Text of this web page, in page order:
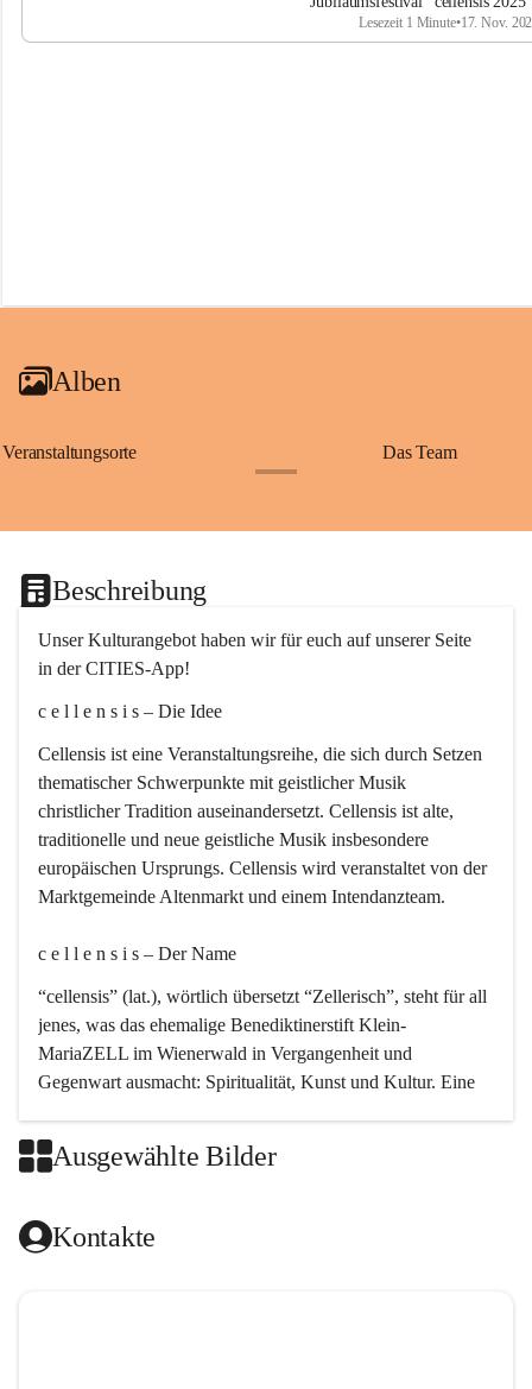
l
Lesezeit 1 Minute•17. Nov.
Alben
Veranstaltungsorte Das Team
Beschreibung
Unser Kulturangebot haben wir für euch auf unserer Seite
in der CITIES-App!
c e l l e n s i s – Die Idee
Cellensis ist eine Veranstaltungsreihe, die sich durch Setzen
thematischer Schwerpunkte mit geistlicher Musik
christlicher Tradition auseinandersetzt. Cellensis ist alte,
traditionelle und neue geistliche Musik insbesondere
europäischen Ursprungs. Cellensis wird veranstaltet von der
Marktgemeinde Altenmarkt und einem Intendanzteam.
c e l l e n s i s – Der Name
“cellensis” (lat.), wörtlich übersetzt “Zellerisch”, steht für all
jenes, was das ehemalige Benediktinerstift Klein-
MariaZELL im Wienerwald in Vergangenheit und
Gegenwart ausmacht: Spiritualität, Kunst und Kultur. Eine
Kirchenmusik, dem kunstvollen Lob Gottes.
Das kirchenmusikalische Festival Cellensis wird seit dem
Ausgewählte Bilder
Kontakte